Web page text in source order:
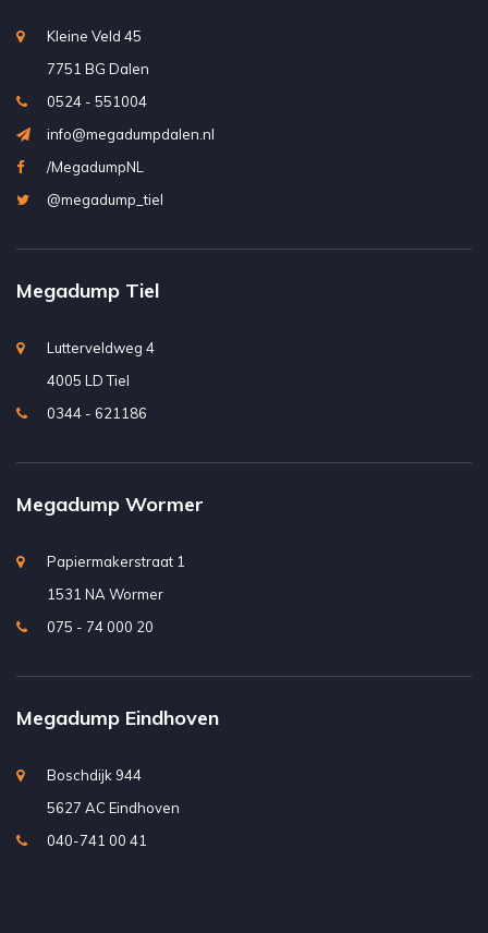
Kleine Veld 45
7751 BG Dalen
0524 - 551004
info@megadumpdalen.nl
/MegadumpNL
@megadump_tiel
Megadump Tiel
Lutterveldweg 4
4005 LD Tiel
0344 - 621186
Megadump Wormer
Papiermakerstraat 1
1531 NA Wormer
075 - 74 000 20
Megadump Eindhoven
Boschdijk 944
5627 AC Eindhoven
040-741 00 41